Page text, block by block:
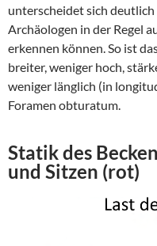
unterscheidet sich
Archäologen in der Regel
erkennen können. So ist
breiter, weniger hoch,
weniger länglich (in
Foramen obturatum.
Statik des
und Sitzen (rot)